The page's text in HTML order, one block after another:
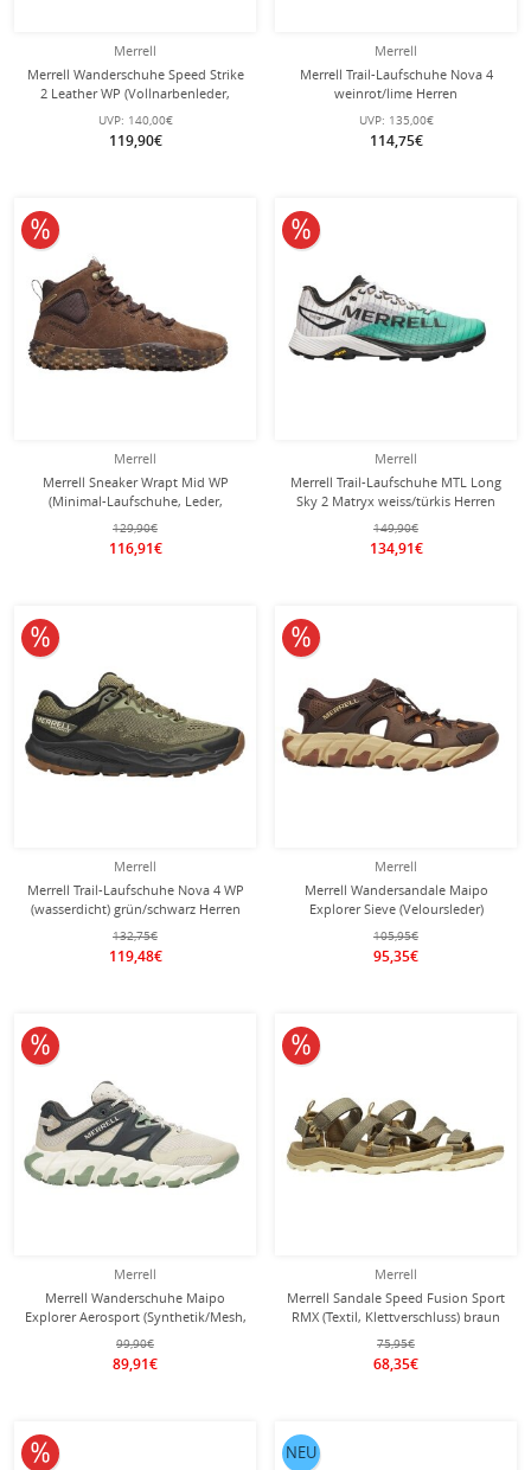
Merrell
Merrell Wanderschuhe Speed Strike
2 Leather WP (Vollnarbenleder,
wasserdicht) schwarz Herren
UVP: 140,00€
119,90€
Merrell
Merrell Trail-Laufschuhe Nova 4
weinrot/lime Herren
UVP: 135,00€
114,75€
Merrell
Merrell Sneaker Wrapt Mid WP
(Minimal-Laufschuhe, Leder,
wasserdicht) dunkelbraun Herren
129,90€
116,91€
10% reduziert
Merrell
Merrell Trail-Laufschuhe MTL Long
Sky 2 Matryx weiss/türkis Herren
149,90€
134,91€
10% reduziert
Merrell
Merrell Trail-Laufschuhe Nova 4 WP
(wasserdicht) grün/schwarz Herren
132,75€
119,48€
10% reduziert
Merrell
Merrell Wandersandale Maipo
Explorer Sieve (Veloursleder)
coffebraun Herren
105,95€
95,35€
10% reduziert
Merrell
Merrell Wanderschuhe Maipo
Explorer Aerosport (Synthetik/Mesh,
atmungsaktiv) beige/grün/grau
Herren
99,90€
89,91€
10% reduziert
Merrell
Merrell Sandale Speed Fusion Sport
RMX (Textil, Klettverschluss) braun
Herren
75,95€
68,35€
10% reduziert
10% reduziert NEU